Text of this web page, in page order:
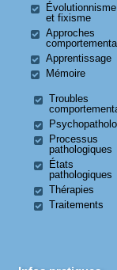
Évolutionnisme
et fixisme
Approches
Apprentissage
Mémoire
Troubles
Processus
pathologiques
États
pathologiques
Thérapies
Traitements